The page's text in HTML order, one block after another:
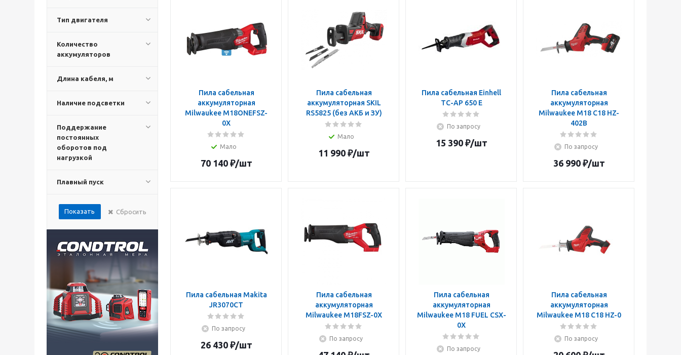
Тип двигателя
Количество
аккумуляторов
Длина кабеля, м
Наличие подсветки
Поддержание
постоянных
оборотов под
нагрузкой
Плавный пуск
Показать Сбросить
Пила сабельная
аккумуляторная
Milwaukee M18ONEFSZ-
0X
Мало
70 140₽/шт
Пила сабельная
аккумуляторная SKIL
RS5825 (без АКБ и ЗУ)
Мало
11 990₽/шт
Пила сабельная Einhell
TC-AP 650 E
По запросу
15 390₽/шт
Пила сабельная
аккумуляторная
Milwaukee M18 C18 HZ-
402B
По запросу
36 990₽/шт
Пила сабельная Makita
JR3070CT
По запросу
26 430₽/шт
Пила сабельная
аккумуляторная
Milwaukee M18FSZ-0X
По запросу
Пила сабельная
аккумуляторная
Milwaukee М18 FUEL CSX-
0X
По запросу
Пила сабельная
аккумуляторная
Milwaukee M18 C18 HZ-0
По запросу